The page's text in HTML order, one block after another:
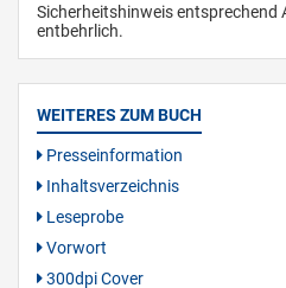
Sicherheitshinweis entsprechend
entbehrlich.
WEITERES ZUM BUCH
Presseinformation
Inhaltsverzeichnis
Leseprobe
Vorwort
300dpi Cover